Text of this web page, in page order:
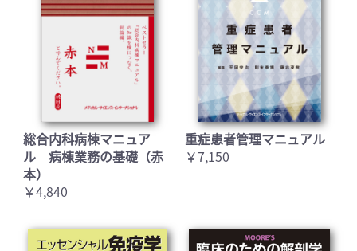
総合内科病棟マニュア
ル 病棟業務の基礎（赤
本）
￥4,840
重症患者管理マニュアル
￥7,150